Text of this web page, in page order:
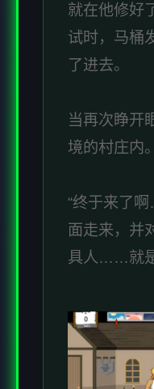
就在他修好
试时，马桶
了进去。
当再次睁开
境的村庄内。
“终于来了
面走来，并
具人……就